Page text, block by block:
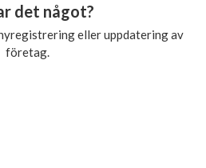
det något?
eller uppdatering av
företag.